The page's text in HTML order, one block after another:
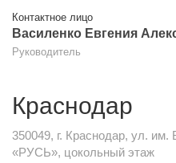
Контактное лицо
Василенко Евгения
Руководитель
Краснодар
350049, г. Краснодар, ул.
«РУСЬ», цокольный этаж